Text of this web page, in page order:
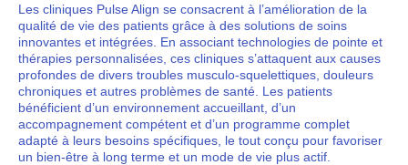
Les cliniques Pulse Align se consacrent à l’amélioration de la
qualité de vie des patients grâce à des solutions de soins
innovantes et intégrées. En associant technologies de pointe et
thérapies personnalisées, ces cliniques s’attaquent aux causes
profondes de divers troubles musculo-squelettiques, douleurs
chroniques et autres problèmes de santé. Les patients
bénéficient d’un environnement accueillant, d’un
accompagnement compétent et d’un programme complet
adapté à leurs besoins spécifiques, le tout conçu pour favoriser
un bien-être à long terme et un mode de vie plus actif.